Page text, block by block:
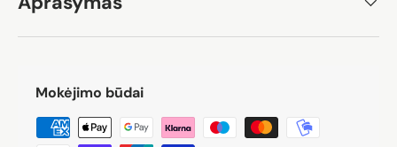
Mokėjimo būdai